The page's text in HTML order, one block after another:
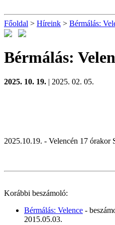
Főoldal > Híreink > Bérmálás:
Bérmálás:
2025. 10. 19. | 2025. 02. 05.
2025.10.19. - Velencén 17
Korábbi beszámoló:
Bérmálás: Velence -
2015.05.03.